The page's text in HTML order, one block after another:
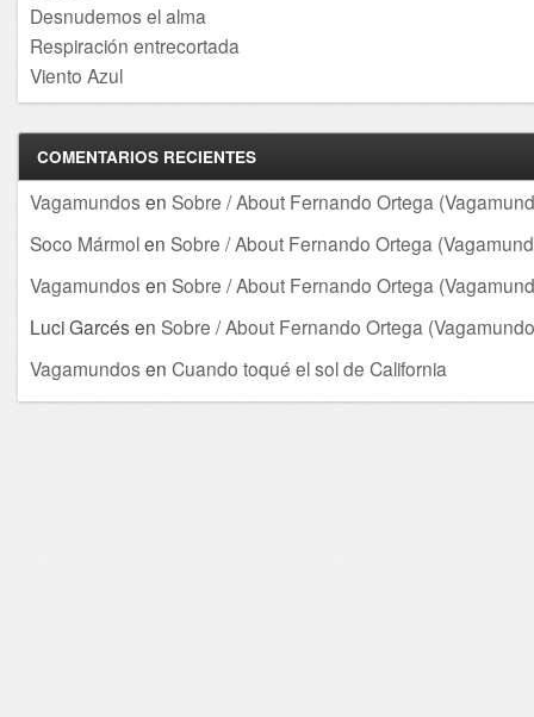
Desnudemos el alma
Respiración entrecortada
Viento Azul
COMENTARIOS RECIENTES
Vagamundos en Sobre / About Fernando Ortega
Soco Mármolen Sobre / About Fernando Ortega
Vagamundos en Sobre / About Fernando Ortega
Luci Garcés en Sobre / About Fernando Ortega
Vagamundos en Cuando toqué el sol de California